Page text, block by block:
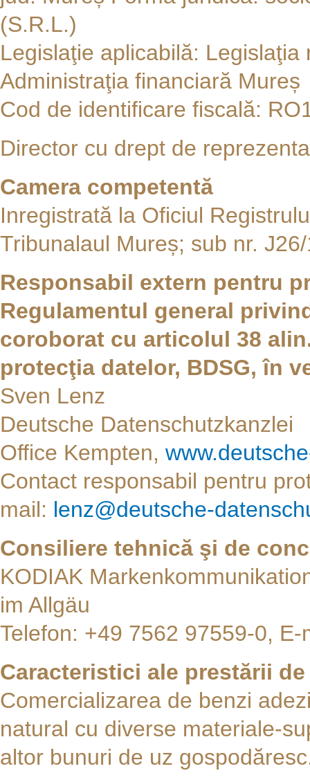
(S.R.L.)
Legislaţie aplicabilă: Legislaţia
Administraţia financiară Mureș
Cod de identificare fiscală:
Director cu drept de
Camera competentă
Inregistrată la Oficiul
Tribunalaul Mureș; sub nr.
Responsabil extern pentru
Regulamentul general
coroborat cu articolul 38
protecţia datelor, BDSG, în
Sven Lenz
Deutsche Datenschutzkanzlei
Office Kempten,
Contact responsabil pentru
mail: lenz@deutsche-
Consiliere tehnică şi de
KODIAK
im Allgäu
Telefon: +49 7562 97559-0,
Caracteristici ale prestării
Comercializarea de benzi
natural cu diverse materiale-
altor bunuri de uz